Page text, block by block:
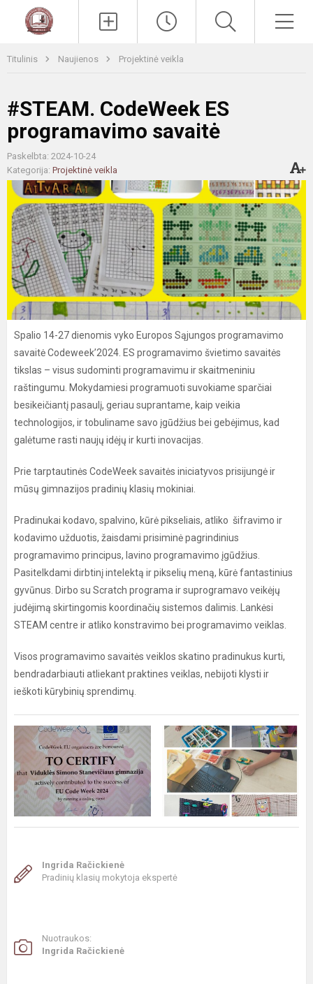
Titulinis Naujienos Projektinė veikla
#STEAM. CodeWeek ES
programavimo savaitė
Paskelbta: 2024-10-24
Kategorija: Projektinė veikla
Spalio 14-27 dienomis vyko Europos Sąjungos programavimo
savaitė Codeweek’2024. ES programavimo švietimo savaitės
tikslas – visus sudominti programavimu ir skaitmeniniu
raštingumu. Mokydamiesi programuoti suvokiame sparčiai
besikeičiantį pasaulį, geriau suprantame, kaip veikia
technologijos, ir tobuliname savo įgūdžius bei gebėjimus, kad
galėtume rasti naujų idėjų ir kurti inovacijas.
Prie tarptautinės CodeWeek savaitės iniciatyvos prisijungė ir
mūsų gimnazijos pradinių klasių mokiniai.
Pradinukai kodavo, spalvino, kūrė pikseliais, atliko šifravimo ir
kodavimo užduotis, žaisdami prisiminė pagrindinius
programavimo principus, lavino programavimo įgūdžius.
Pasitelkdami dirbtinį intelektą ir pikselių meną, kūrė fantastinius
gyvūnus. Dirbo su Scratch programa ir suprogramavo veikėjų
judėjimą skirtingomis koordinačių sistemos dalimis. Lankėsi
STEAM centre ir atliko konstravimo bei programavimo veiklas.
Visos programavimo savaitės veiklos skatino pradinukus kurti,
bendradarbiauti atliekant praktines veiklas, nebijoti klysti ir
ieškoti kūrybinių sprendimų.
Ingrida Račickienė
Pradinių klasių mokytoja ekspertė
Nuotraukos:
Ingrida Račickienė